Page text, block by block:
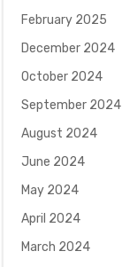
February 2025
December 2024
October 2024
September 2024
August 2024
June 2024
May 2024
April 2024
March 2024